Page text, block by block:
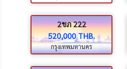
2ขภ 222
520,000 THB.
กรุงเทพมหานคร